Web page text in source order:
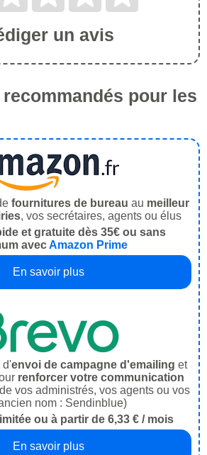
un avis
pour les
fournitures de bureau au meilleur
, vos secrétaires, agents ou élus
et gratuite dès 35€ ou sans
avecAmazon Prime
En savoir plus
d'envoi de campagne d'emailing et
renforcer votre communication
vos administrés, vos agents ou vos
nom : Sendinblue)
ou à partir de 6,33 € / mois
En savoir plus